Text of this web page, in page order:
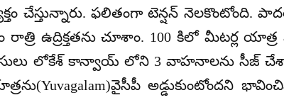
చేస్తున్నారు. ఫలితంగా టెన్షన్ నెలకొంటోంది.
రాత్రి ఉద్రిక్తతను చూశాం. 100 కిలో మీటర్ల
లోకేశ్ కాన్వాయ్ లోని 3 వాహనాలను సీజ్
అడ్డుకుంటోందని